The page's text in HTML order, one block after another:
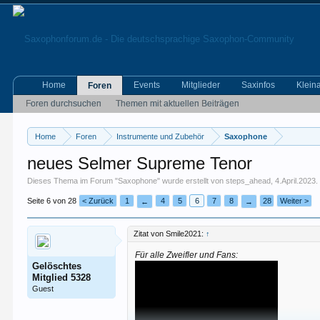
Home Foren Instrumente und Zubehör Saxophone
neues Selmer Supreme Tenor
Dieses Thema im Forum "Saxophone" wurde erstellt vonsteps_ahead ,4.April.2023
Seite 6 von 28 < Zurück 1 ← 4 5 6 7 8 → 28 Weiter >
Gelöschtes
Mitglied 5328
Guest
Zitat von Smile2021: ↑
Für alle Zweifler und Fans:
Home
Foren
Foren durchsuchen
Themen mit aktuellen Beiträgen
Events Mitglieder Saxinfos